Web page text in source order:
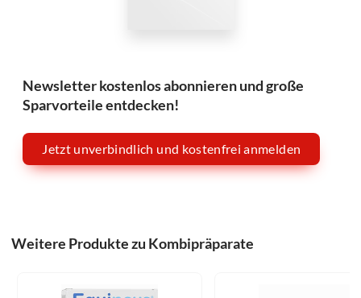
Newsletter kostenlos abonnieren und große
Sparvorteile entdecken!
Jetzt unverbindlich und kostenfrei anmelden
Weitere Produkte zu Kombipräparate